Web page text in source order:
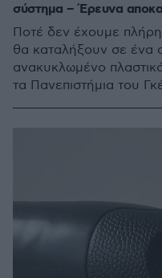
σύστημα – Έρευνα
Ποτέ δεν έχουμε
θα καταλήξουν σε ένα
ανακυκλωμένο
τα Πανεπιστήμια του